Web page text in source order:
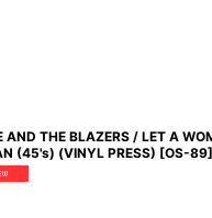
AND THE BLAZERS / LET A
(45's) (VINYL PRESS) [OS-89]